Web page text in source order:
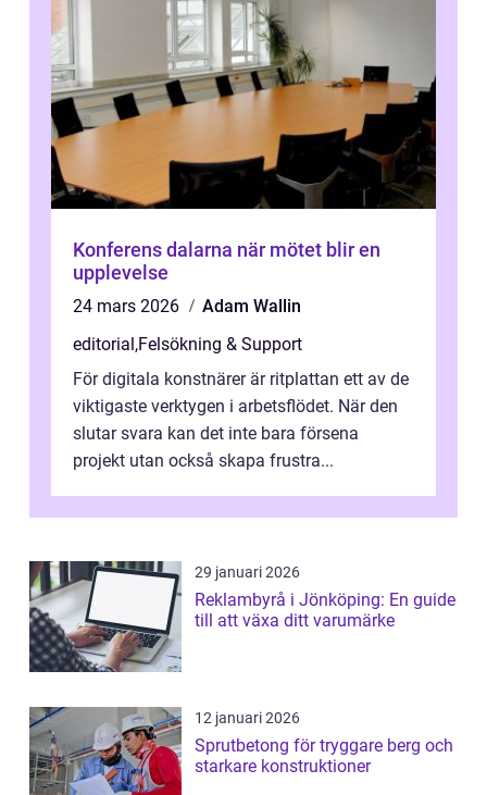
Konferens dalarna när mötet blir en
upplevelse
24 mars 2026
Adam Wallin
editorial,Felsökning & Support
För digitala konstnärer är ritplattan ett av de
viktigaste verktygen i arbetsflödet. När den
slutar svara kan det inte bara försena
projekt utan också skapa frustra...
29 januari 2026
Reklambyrå i Jönköping: En guide
till att växa ditt varumärke
12 januari 2026
Sprutbetong för tryggare berg och
starkare konstruktioner